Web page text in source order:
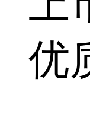
优